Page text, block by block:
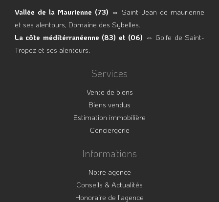
Vallée de la Maurienne (73) ⇔ Saint-Jean de maurienne
et ses alentours, Domaine des Sybelles.
La côte méditérranéenne (83) et (06) ⇔ Golfe de Saint-
Tropez et ses alentours.
Services
Vente de biens
Biens vendus
Estimation immobilière
Conciergerie
Informations
Notre agence
Conseils & Actualités
Honoraire de l’agence